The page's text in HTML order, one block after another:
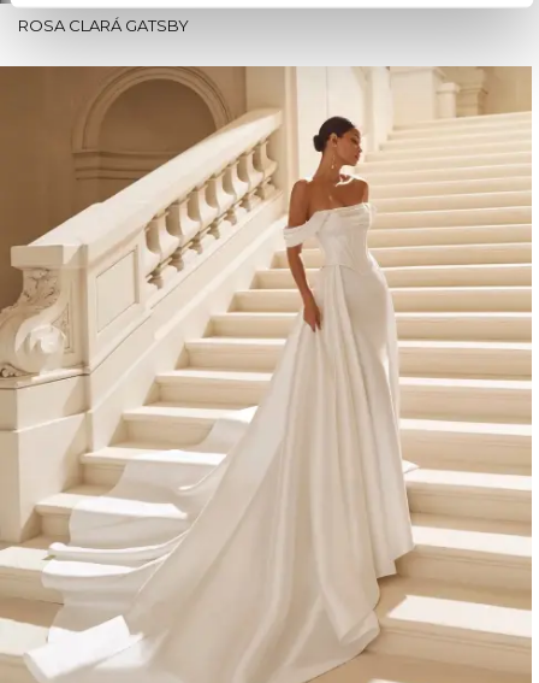
ROSA CLARÁ GATSBY